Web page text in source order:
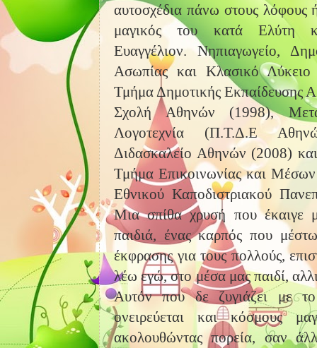
αυτοσχέδια πάνω στους
μαγικός του κατά Ελύτη
Ευαγγέλιον. Νηπιαγωγείο,
Ασωπίας και Κλασικό Λύκειο
Τμήμα Δημοτικής Εκπαίδευσης
Σχολή Αθηνών (1998),
Λογοτεχνία (Π.Τ.Δ.Ε
Διδασκαλείο Αθηνών (2008)
Τμήμα Επικοινωνίας και
Εθνικού Καποδιστριακού
Μια σπίθα χρυσή που έκαιγε
παιδιά, ένας καρπός που
έκφρασης για τους πολλούς,
λέω εγώ, στο μέσα μας παιδί,
Αυτόν που δε ζυγιάζει με
ονειρεύεται και κόσμους
ακολουθώντας πορεία, σαν